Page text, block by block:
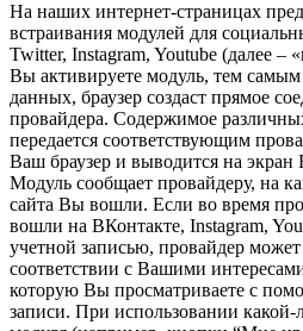
На наших интернет-страницах
встраивания модулей для
Twitter, Instagram, Youtube (далее –
Вы активируете модуль, тем самым
данных, браузер создаст прямое
провайдера. Содержимое
передается соответствующим
Ваш браузер и выводится на
Модуль сообщает провайдеру, на
сайта Вы вошли. Если во время
вошли на ВКонтакте, Instagram,
учетной записью, провайдер
соответствии с Вашими
которую Вы просматриваете с
записи. При использовании